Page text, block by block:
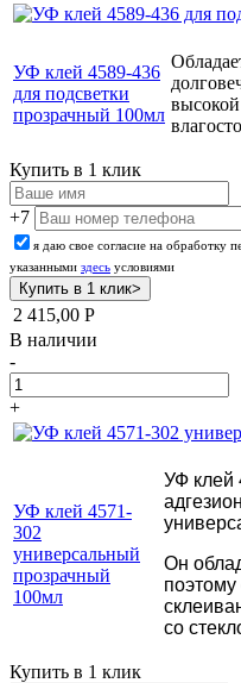
УФ клей 4589-436
для подсветки
прозрачный 100мл
Купить в 1 клик
+7
я даю свое согласие на обработку
указанными здесь условиями
2 415,00 Р
В наличии
-
+
УФ клей 4571-
302
универсальный
прозрачный
100мл
УФ клей
Он
поэтому
со
Купить в 1 клик